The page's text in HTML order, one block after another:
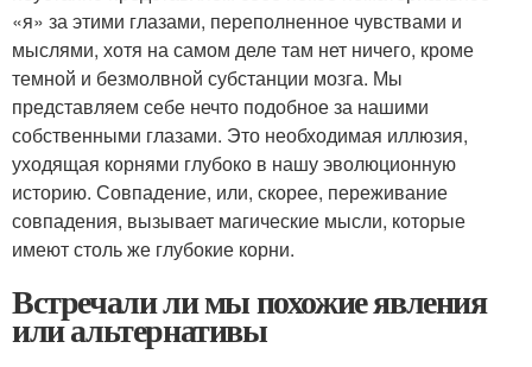
«я» за этими глазами, переполненное чувствами и
мыслями, хотя на самом деле там нет ничего, кроме
темной и безмолвной субстанции мозга. Мы
представляем себе нечто подобное за нашими
собственными глазами. Это необходимая иллюзия,
уходящая корнями глубоко в нашу эволюционную
историю. Совпадение, или, скорее, переживание
совпадения, вызывает магические мысли, которые
имеют столь же глубокие корни.
Встречали ли мы похожие явления
или альтернативы